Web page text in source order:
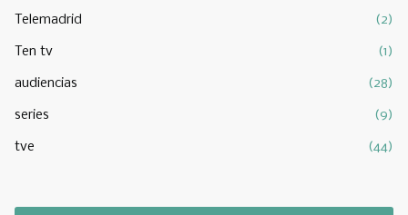
Telemadrid (2)
Ten tv (1)
audiencias (28)
series (9)
tve (44)